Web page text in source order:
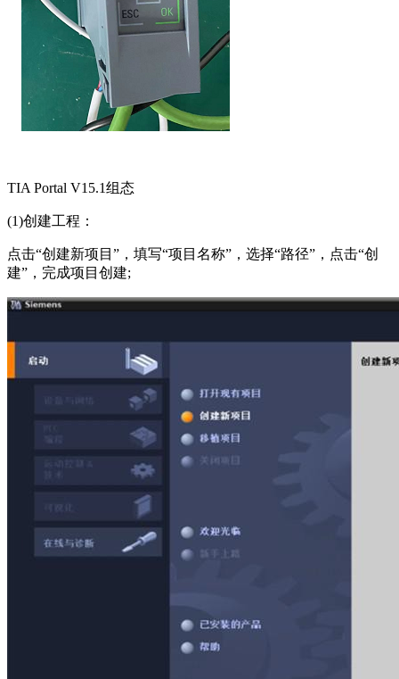
TIA Portal V15.1组态
(1)创建工程：
点击“创建新项目”，填写“项目名称”，选择“路径”，点击“创
建”，完成项目创建;